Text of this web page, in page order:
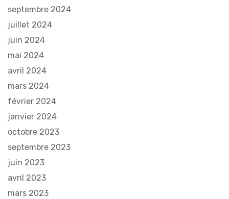
septembre 2024
juillet 2024
juin 2024
mai 2024
avril 2024
mars 2024
février 2024
janvier 2024
octobre 2023
septembre 2023
juin 2023
avril 2023
mars 2023